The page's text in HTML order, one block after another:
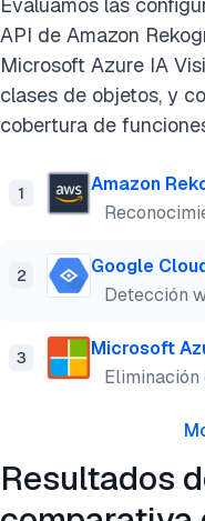
API de Amazon
Microsoft Azure IA
clases de objetos, y
cobertura de
1
Amazon
2
Google
Detección
3
Microsoft
Eliminación
Resultados
Computación edge en
Transformadores de
imágenes
Casos de uso del
Limitaciones de la
imágenes
Preguntas frecuentes
Cita este benchmark